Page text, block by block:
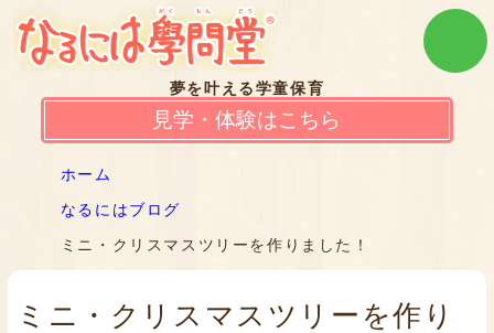
夢を叶える学童保育
見学・体験はこちら
ホーム
なるにはブログ
ミニ・クリスマスツリーを作りました！
ミニ・クリスマスツリーを作り